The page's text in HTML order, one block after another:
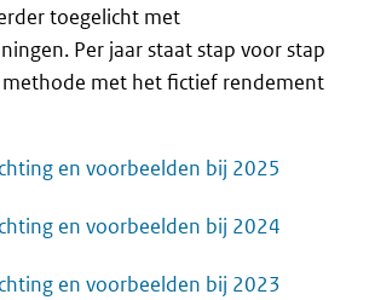
toegelicht met
Per jaar staat stap voor stap
met het fictief rendement
en voorbeelden bij 2025
en voorbeelden bij 2024
en voorbeelden bij 2023